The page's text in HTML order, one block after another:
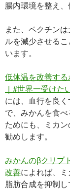
腸内環境を整え、
また、ペクチン
ルを減少させる
います。
低体温を改善す
｜#世界一受けた
には、血行を良
で、みかんを食
ためにも、ミカ
勧めします。
みかんのβクリプ
改善によれば、
脂肪合成を抑制し